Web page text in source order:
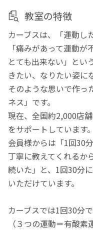
教室の特徴
カーブスは、「運動し
「痛みがあって運動が
とても出来ない」とい
きたい、なりたい姿に
そのような思いで作っ
ネス」です。
現在、全国約2,000店
をサポートしています。
会員様からは「1回30
丁寧に教えてくれるか
続いた」と、1回30分
いただけています。
カーブスでは1回30分
（３つの運動＝有酸